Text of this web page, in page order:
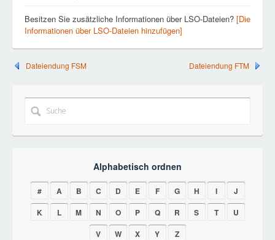
Besitzen Sie zusätzliche Informationen über LSO-Dateien? [Die
Informationen über LSO-Dateien hinzufügen]
Dateiendung FSM Dateiendung FTM
Alphabetisch ordnen
# A B C D E F G H I
J
K
L M N O P Q R S T
U
V
W X Y Z